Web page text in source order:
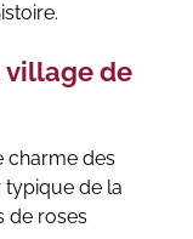
village de
charme des
typique de la
de roses